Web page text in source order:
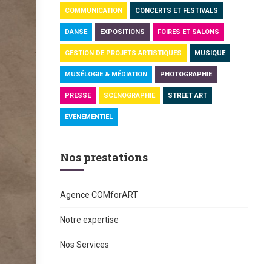
COMMUNICATION CONCERTS ET FESTIVALS
DANSE EXPOSITIONS FOIRES ET SALONS
GESTION DE PROJETS ARTISTIQUES MUSIQUE
MUSÉLOGIE & MÉDIATION PHOTOGRAPHIE
PRESSE SCÉNOGRAPHIE STREET ART
ÉVÉNEMENTIEL
Nos prestations
Agence COMforART
Notre expertise
Nos Services